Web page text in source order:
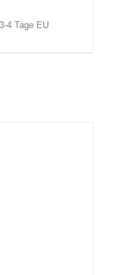
4 Tage EU